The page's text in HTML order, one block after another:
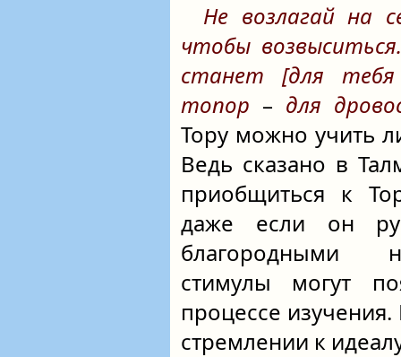
Не возлагай на
чтобы
станет [для тебя
топор – для
Тору можно учить
Ведь сказано в
приобщиться к
даже если он
благородными
стимулы могут
процессе
стремлении к